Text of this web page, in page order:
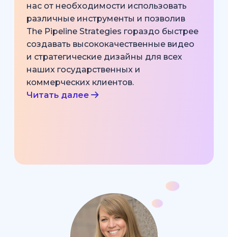
нас от необходимости использовать
различные инструменты и позволив
The Pipeline Strategies гораздо быстрее
создавать высококачественные видео
и стратегические дизайны для всех
наших государственных и
коммерческих клиентов.
Читать далее